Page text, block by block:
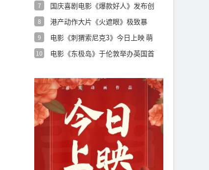
7
国庆喜剧电影《爆款好人》发布创
8
港产动作大片《火遮眼》极致暴
9
电影《刺猬索尼克3》今日上映 萌
10
电影《东极岛》于伦敦举办英国首